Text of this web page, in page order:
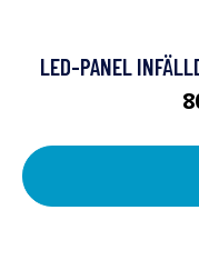
LED-PANEL